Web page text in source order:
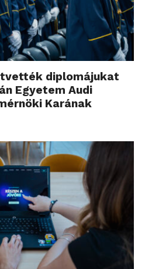
diplomájukat
Egyetem Audi
Karának